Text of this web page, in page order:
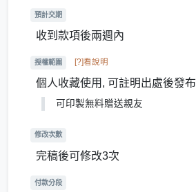
預計交期
收到款項後兩週內
授權範圍 [?]看說明
個人收藏使用, 可註明出處後發布
可印製無料贈送親友
修改次數
完稿後可修改3次
付款分段